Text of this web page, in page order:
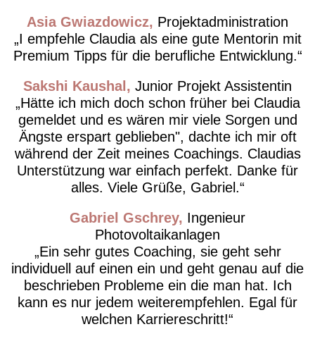
Asia Gwiazdowicz Projektadministration
I empfehle Claudia als eine gute Mentorin mit
Premium Tipps für die berufliche Entwicklung.
Sakshi Kaushal
Junior Projekt Assistentin
Hätte ich mich doch schon früher bei Claudia
gemeldet und es wären mir viele Sorgen und
Ängste erspart geblieben", dachte ich mir oft
während der Zeit meines Coachings. Claudias
Unterstützung war einfach perfekt. Danke für
alles. Viele Grüße, Gabriel.
Gabriel Gschrey Ingenieur
Photovoltaikanlagen
Ein sehr gutes Coaching, sie geht sehr
individuell auf einen ein und geht genau auf die
beschrieben Probleme ein die man hat. Ich
kann es nur jedem weiterempfehlen. Egal für
welchen Karriereschritt!